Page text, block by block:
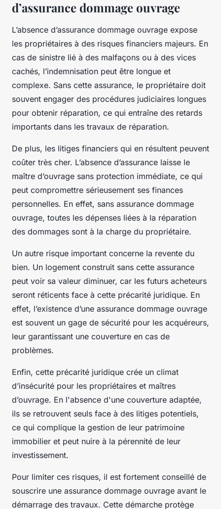
d’assurance dommage ouvrage
L’absence d’assurance dommage ouvrage expose
les propriétaires à des risques financiers majeurs. En
cas de sinistre lié à des malfaçons ou à des vices
cachés, l’indemnisation peut être longue et
complexe. Sans cette assurance, le propriétaire doit
souvent engager des procédures judiciaires longues
pour obtenir réparation, ce qui entraîne des retards
importants dans les travaux de réparation.
De plus, les litiges financiers qui en résultent peuvent
coûter très cher. L’absence d’assurance laisse le
maître d’ouvrage sans protection immédiate, ce qui
peut compromettre sérieusement ses finances
personnelles. En effet, sans assurance dommage
ouvrage, toutes les dépenses liées à la réparation
des dommages sont à la charge du propriétaire.
Un autre risque important concerne la revente du
bien. Un logement construit sans cette assurance
peut voir sa valeur diminuer, car les futurs acheteurs
seront réticents face à cette précarité juridique. En
effet, l’existence d’une assurance dommage ouvrage
est souvent un gage de sécurité pour les acquéreurs,
leur garantissant une couverture en cas de
problèmes.
Enfin, cette précarité juridique crée un climat
d’insécurité pour les propriétaires et maîtres
d’ouvrage. En l'absence d'une couverture adaptée,
ils se retrouvent seuls face à des litiges potentiels,
ce qui complique la gestion de leur patrimoine
immobilier et peut nuire à la pérennité de leur
investissement.
Pour limiter ces risques, il est fortement conseillé de
souscrire une assurance dommage ouvrage avant le
démarrage des travaux. Cette démarche protège